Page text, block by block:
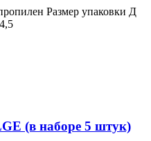
Размер упаковки Д
(в наборе 5 штук)